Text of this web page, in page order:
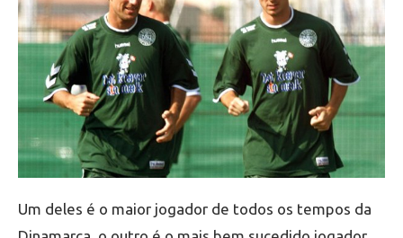
Um deles é o maior jogador de todos os tempos da